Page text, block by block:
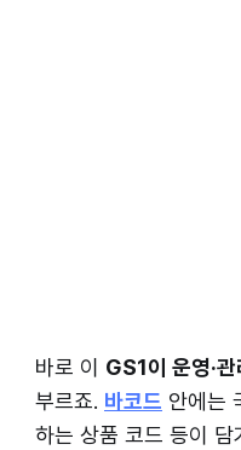
바로 이 GS1이 운영·
부르죠. 바코드 안에는
하는 상품 코드 등이